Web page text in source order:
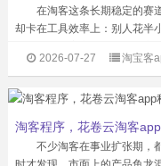
在淘客这条长期稳定的赛道
却卡在工具效率上：别人花半
来投诉，之前攒的信任直接打
2026-07-27 淘宝客
淘客程序，花卷云淘客
不少淘客在事业扩张期，都